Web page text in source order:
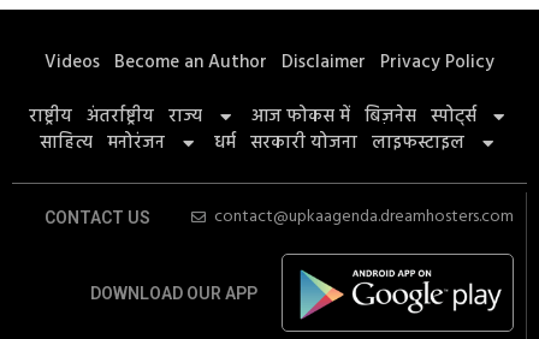
Videos Become an Author Disclaimer Privacy Policy
राष्ट्रीय अंतर्राष्ट्रीय राज्य आज फोकस में बिज़नेस स्पोर्ट्स
साहित्य मनोरंजन धर्म सरकारी योजना लाइफस्टाइल
CONTACT US contact@upkaagenda.dreamhosters.com
DOWNLOAD OUR APP